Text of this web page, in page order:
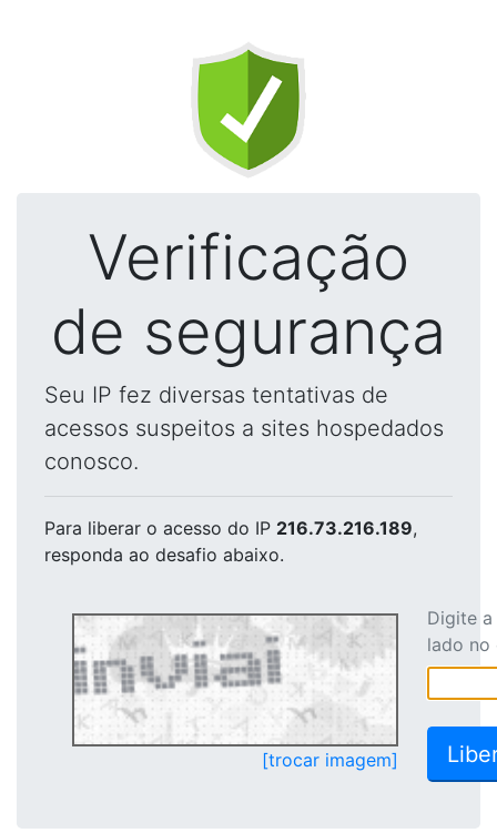
Verificação
de segurança
Seu IP fez diversas tentativas de
acessos suspeitos a sites hospedados
conosco.
Para liberar o acesso do IP 216.73.216.189,
responda ao desafio abaixo.
[trocar imagem]
Digite
lado no